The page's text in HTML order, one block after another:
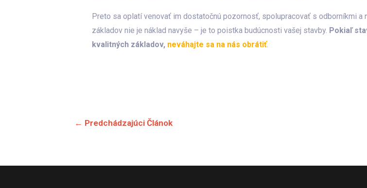
Preto sa oplatí venovať im dostatočnú pozornosť, spolupracovať s odborníkmi a
základov nie je náklad navyše – je to poistka budúcnosti vašej stavby. Pokiaľ
kvalitných základov, neváhajte sa na nás obrátiť.
Navigácia
← Predchádzajúci Článok